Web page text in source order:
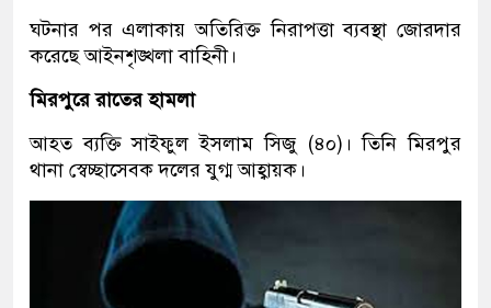
ঘটনার পর এলাকায় অতিরিক্ত নিরাপত্তা ব্যবস্থা জোরদার
করেছে আইনশৃঙ্খলা বাহিনী।
মিরপুরে রাতের হামলা
আহত ব্যক্তি সাইফুল ইসলাম সিজু (৪০)। তিনি মিরপুর
থানা স্বেচ্ছাসেবক দলের যুগ্ম আহ্বায়ক।